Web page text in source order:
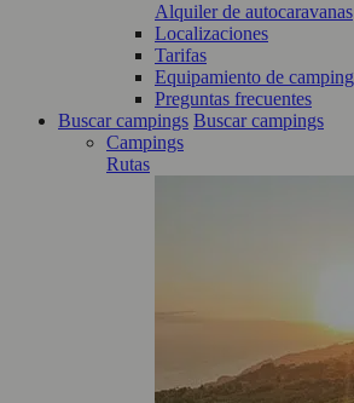
Alquiler de autocaravanas
Localizaciones
Tarifas
Equipamiento de camping
Preguntas frecuentes
Buscar campings Buscar campings
Campings
Rutas